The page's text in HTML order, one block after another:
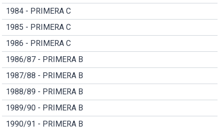
1984 - PRIMERA C
1985 - PRIMERA C
1986 - PRIMERA C
1986/87 - PRIMERA B
1987/88 - PRIMERA B
1988/89 - PRIMERA B
1989/90 - PRIMERA B
1990/91 - PRIMERA B